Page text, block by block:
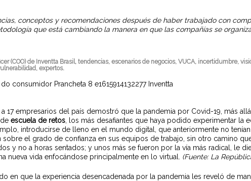
conceptos y recomendaciones después de haber trabajado con
que está cambiando la manera en que las compañías se
(COO) de Inventta Brasil, tendencias, escenarios de negocios, VUCA, incertidumbre,
expertos.
17 empresarios del país demostró que la pandemia por Covid-19, más
deescuela de retos , los más desafiantes que haya podido experimentar la
introducirse de lleno en el mundo digital, que anteriormente no
el grado de confianza en sus equipos de trabajo, sin otro camino
y no a horas sentados; y unos más se fueron por la vía más radical, le
vida enfocándose principalmente en lo virtual. (Fuente: La
en que la experiencia desencadenada por la pandemia les reveló de